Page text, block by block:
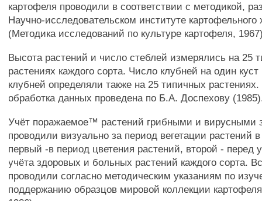
картофеля проводили в соответствии с методикой,
Научно-исследовательском институте картофельного
(Методика исследований по культуре картофеля,
Высота растений и число стеблей измерялись на 25
растениях каждого сорта. Число клубней на один
клубней определяли также на 25 типичных растениях.
обработка данных проведена по Б.А. Доспехову
Учёт поражаемое™ растений грибными и вирусными
проводили визуально за период вегетации растений
первый -в период цветения растений, второй - перед
учёта здоровых и больных растений каждого сорта.
проводили согласно методическим указаниям по
поддержанию образцов мировой коллекции